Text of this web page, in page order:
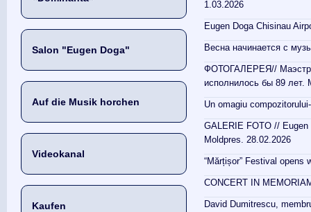
Salon "Eugen Doga"
Auf die Musik horchen
Videokanal
Kaufen
1.03.2026
Eugen Doga Chisinau
Весна начинается с
ФОТОГАЛЕРЕЯ//
исполнилось бы 89 лет.
Un omagiu
GALERIE FOTO //
Moldpres. 28.02.2026
“Mărțișor” Festival opens
CONCERT IN
David Dumitrescu,